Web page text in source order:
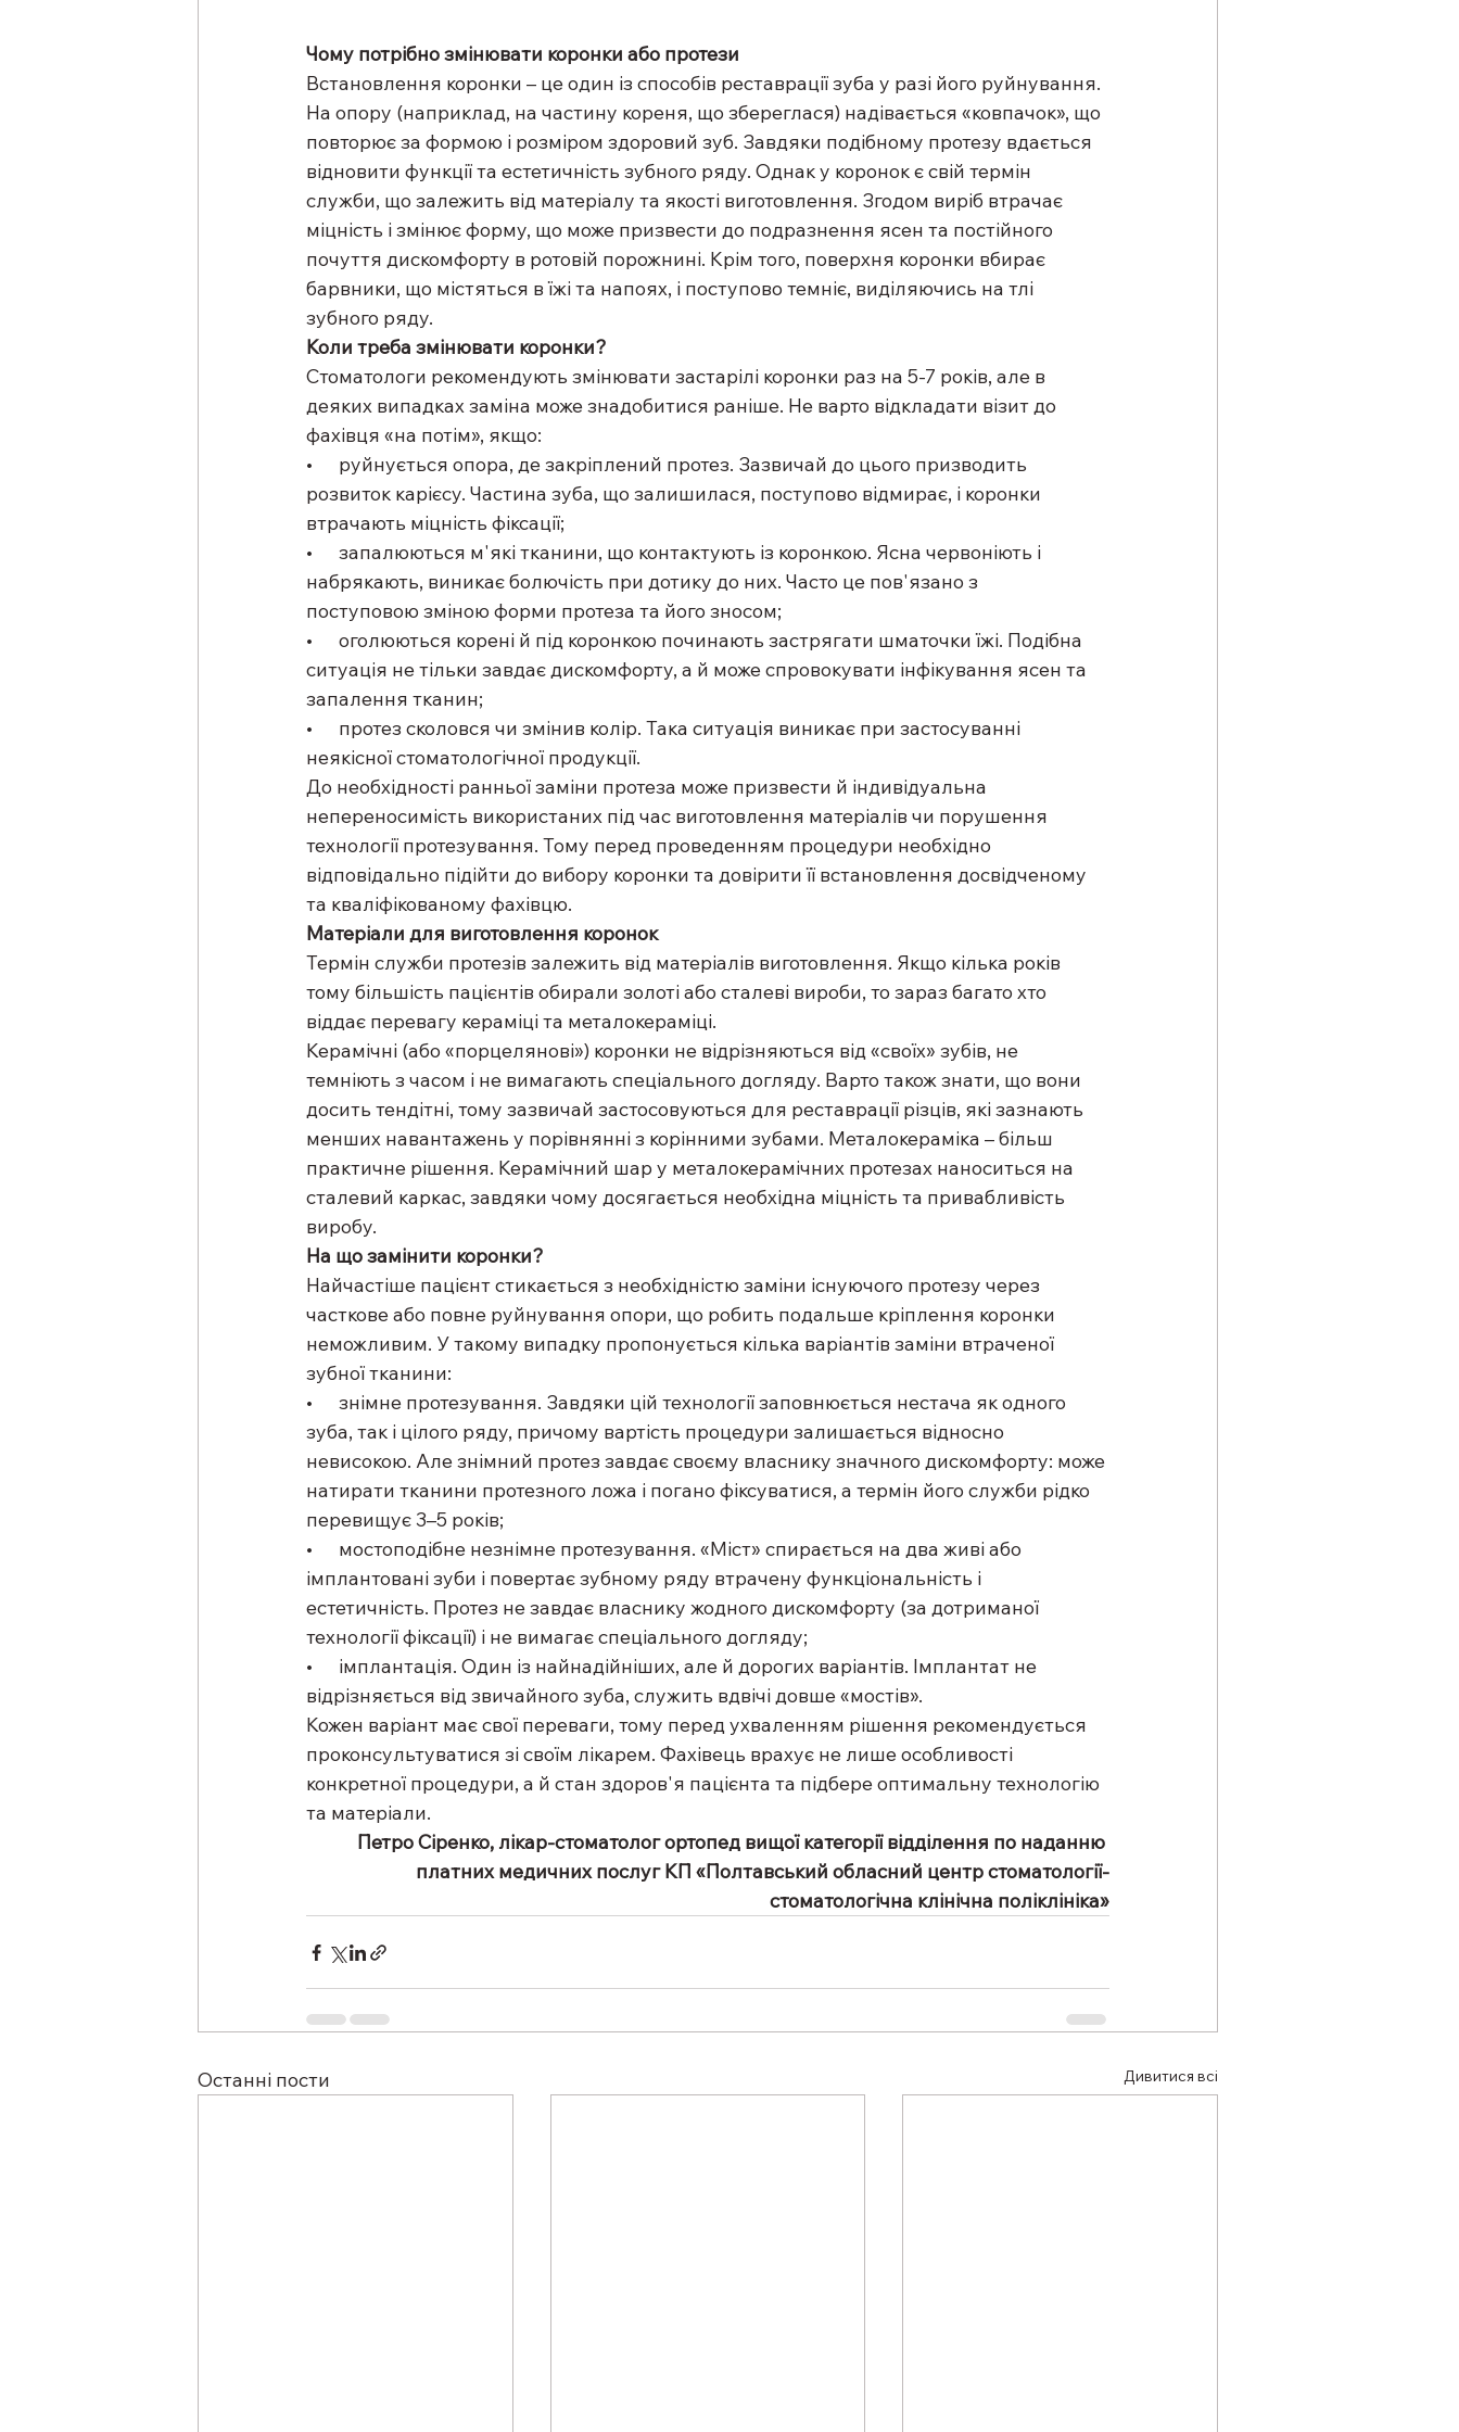
Чому потрібно змінювати коронки або протези
Встановлення коронки – це один із способів реставрації зуба у разі його руйнування.
На опору (наприклад, на частину кореня, що збереглася) надівається «ковпачок», що
повторює за формою і розміром здоровий зуб. Завдяки подібному протезу вдається
відновити функції та естетичність зубного ряду. Однак у коронок є свій термін
служби, що залежить від матеріалу та якості виготовлення. Згодом виріб втрачає
міцність і змінює форму, що може призвести до подразнення ясен та постійного
почуття дискомфорту в ротовій порожнині. Крім того, поверхня коронки вбирає
барвники, що містяться в їжі та напоях, і поступово темніє, виділяючись на тлі
зубного ряду.
Коли треба змінювати коронки?
Стоматологи рекомендують змінювати застарілі коронки раз на 5-7 років, але в
деяких випадках заміна може знадобитися раніше. Не варто відкладати візит до
фахівця «на потім», якщо:
•      руйнується опора, де закріплений протез. Зазвичай до цього призводить
розвиток карієсу. Частина зуба, що залишилася, поступово відмирає, і коронки
втрачають міцність фіксації;
•      запалюються м'які тканини, що контактують із коронкою. Ясна червоніють і
набрякають, виникає болючість при дотику до них. Часто це пов'язано з
поступовою зміною форми протеза та його зносом;
•      оголюються корені й під коронкою починають застрягати шматочки їжі. Подібна
ситуація не тільки завдає дискомфорту, а й може спровокувати інфікування ясен та
запалення тканин;
•      протез сколовся чи змінив колір. Така ситуація виникає при застосуванні
неякісної стоматологічної продукції.
До необхідності ранньої заміни протеза може призвести й індивідуальна
непереносимість використаних під час виготовлення матеріалів чи порушення
технології протезування. Тому перед проведенням процедури необхідно
відповідально підійти до вибору коронки та довірити її встановлення досвідченому
та кваліфікованому фахівцю.
Матеріали для виготовлення коронок
Термін служби протезів залежить від матеріалів виготовлення. Якщо кілька років
тому більшість пацієнтів обирали золоті або сталеві вироби, то зараз багато хто
віддає перевагу кераміці та металокераміці.
Керамічні (або «порцелянові») коронки не відрізняються від «своїх» зубів, не
темніють з часом і не вимагають спеціального догляду. Варто також знати, що вони
досить тендітні, тому зазвичай застосовуються для реставрації різців, які зазнають
менших навантажень у порівнянні з корінними зубами. Металокераміка – більш
практичне рішення. Керамічний шар у металокерамічних протезах наноситься на
сталевий каркас, завдяки чому досягається необхідна міцність та привабливість
виробу.
На що замінити коронки?
Найчастіше пацієнт стикається з необхідністю заміни існуючого протезу через
часткове або повне руйнування опори, що робить подальше кріплення коронки
неможливим. У такому випадку пропонується кілька варіантів заміни втраченої
зубної тканини:
•      знімне протезування. Завдяки цій технології заповнюється нестача як одного
зуба, так і цілого ряду, причому вартість процедури залишається відносно
невисокою. Але знімний протез завдає своєму власнику значного дискомфорту: може
натирати тканини протезного ложа і погано фіксуватися, а термін його служби рідко
перевищує 3–5 років;
•      мостоподібне незнімне протезування. «Міст» спирається на два живі або
імплантовані зуби і повертає зубному ряду втрачену функціональність і
естетичність. Протез не завдає власнику жодного дискомфорту (за дотриманої
технології фіксації) і не вимагає спеціального догляду;
•      імплантація. Один із найнадійніших, але й дорогих варіантів. Імплантат не
відрізняється від звичайного зуба, служить вдвічі довше «мостів».
Кожен варіант має свої переваги, тому перед ухваленням рішення рекомендується
проконсультуватися зі своїм лікарем. Фахівець врахує не лише особливості
конкретної процедури, а й стан здоров'я пацієнта та підбере оптимальну технологію
та матеріали.
Петро Сіренко, лікар-стоматолог ортопед вищої категорії відділення по наданню
платних медичних послуг КП «Полтавський обласний центр стоматології-
стоматологічна клінічна поліклініка»
Останні пости Дивитися всі